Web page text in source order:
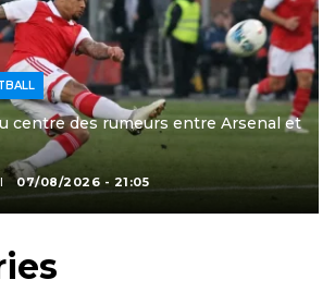
centre des rumeurs entre Arsenal et
07/08/2026 - 21:05